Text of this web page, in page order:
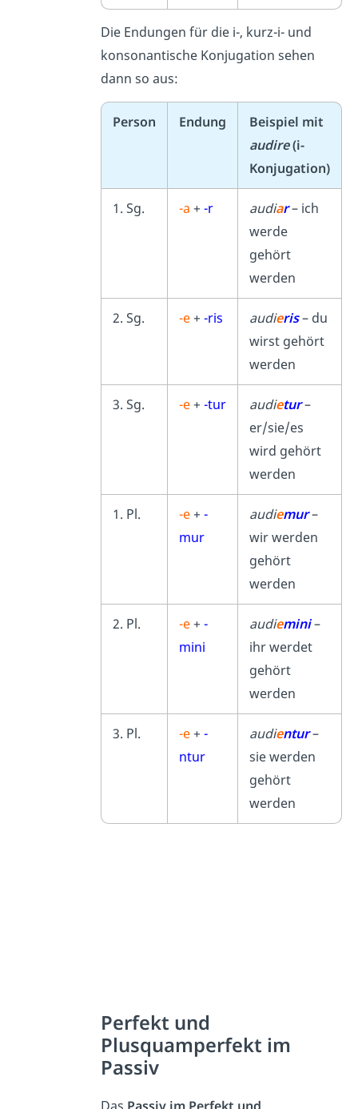
Die Endungen für die i-, kurz-i- und
konsonantische Konjugation sehen
dann so aus:
Person Endung
Beispiel mit
audire(i-
Konjugation)
1. Sg. -a + -r audiar– ich
werde
gehört
werden
2. Sg. -e+ -ris audieris– du
wirst gehört
werden
3. Sg. -e+ -tur audietur–
er/sie/es
wird gehört
werden
1. Pl. -e+ -
mur
audiemur–
wir werden
gehört
werden
2. Pl. -e+ -
mini
audiemini–
ihr werdet
gehört
werden
3. Pl. -e+ -
ntur
audientur–
sie werden
gehört
werden
Perfekt und
Plusquamperfekt im
Passiv